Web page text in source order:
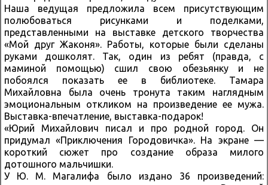
Наша ведущая предложила всем присутствующим
полюбоваться рисунками и поделками,
представленными на выставке детского творчества
«Мой друг Жаконя». Работы, которые были сделаны
руками дошколят. Так, один из ребят (правда, с
маминой помощью) сшил свою обезьянку и не
побоялся показать ее в библиотеке. Тамара
Михайловна была очень тронута таким наглядным
эмоциональным откликом на произведение ее мужа.
Выставка-впечатление, выставка-подарок!
«Юрий Михайлович писал и про родной город. Он
придумал «Приключения Городовичка». На экране —
короткий сюжет про создание образа милого
дотошного мальчишки.
У Ю. М. Магалифа было издано 36 произведений: